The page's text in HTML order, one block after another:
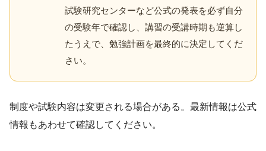
試験研究センターなど公式の発表を必ず自分
の受験年で確認し、講習の受講時期も逆算し
たうえで、勉強計画を最終的に決定してくだ
さい。
制度や試験内容は変更される場合がある。最新情報は公式
情報もあわせて確認してください。